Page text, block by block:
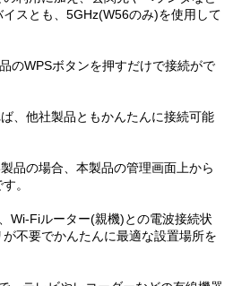
スとも、5GHz(W56のみ)を使用して
のWPSボタンを押すだけで接続がで
、他社製品ともかんたんに接続可能
品の場合、本製品の管理画面上から
。
Wi-Fiルーター(親機)との電波接続状
不要でかんたんに最適な設置場所を